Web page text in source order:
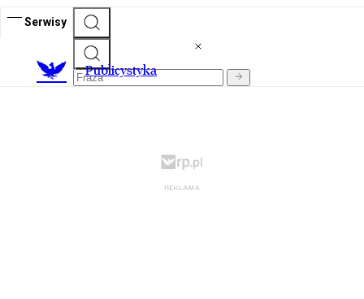
Serwisy
Publicystyka